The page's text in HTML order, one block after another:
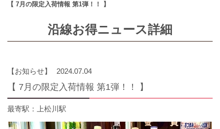
【 7月の限定入荷情報 第1弾！！ 】
沿線お得ニュース詳細
お知らせ 2024.07.04
【 7月の限定入荷情報 第1弾！！ 】
上松川駅